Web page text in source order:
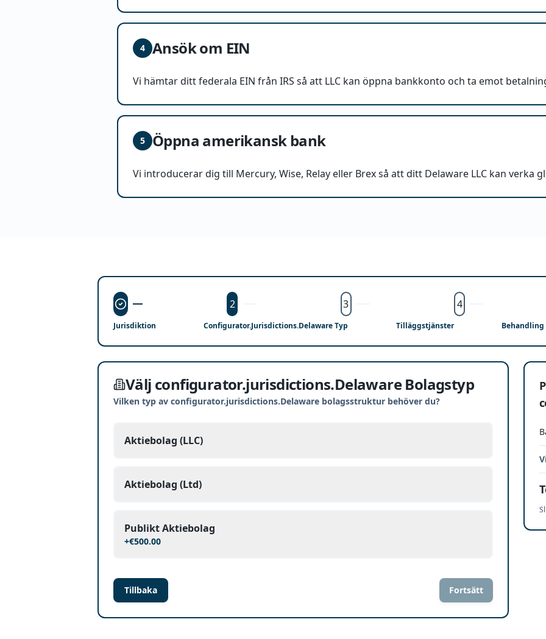
4 Ansök om EIN
Vi hämtar ditt federala EIN från IRS så att LLC kan öppna bankkonto och ta emot
5 Öppna amerikansk bank
Vi introducerar dig till Mercury, Wise, Relay eller Brex så att ditt Delaware LLC kan verka
2 3 4
Jurisdiktion Configurator.jurisdictions.Delaware Typ Tilläggstjänster Behandling
Välj configurator.jurisdictions.Delaware Bolagstyp
Vilken typ av configurator.jurisdictions.Delaware bolagsstruktur behöver du?
Aktiebolag (LLC)
Aktiebolag (Ltd)
Publikt Aktiebolag
+€500.00
Tillbaka Fortsätt